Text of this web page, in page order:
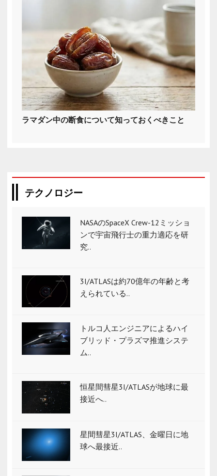
ラマダン中の断食について知っておくべきこと
テクノロジー
NASAのSpaceX Crew-12ミッショ
ンで宇宙飛行士の重力適応を研
究..
3I/ATLASは約70億年の年齢と考
えられている..
トルコ人エンジニアによるハイ
ブリッド・プラズマ推進システ
ム..
恒星間彗星3I/ATLASが地球に最
接近へ..
星間彗星3I/ATLAS、金曜日に地
球へ最接近..